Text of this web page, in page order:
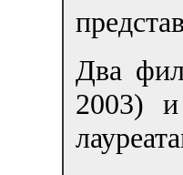
Два
2003)